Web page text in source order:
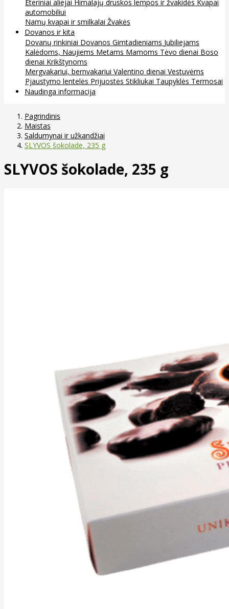
Eteriniai aliejai Himalajų druskos lempos ir žvakidės Kvapai
automobiliui
Namų kvapai ir smilkalai Žvakės
Dovanos ir kita
Dovanų rinkiniai Dovanos Gimtadieniams Jubiliejams
Kalėdoms, Naujiems Metams Mamoms Tėvo dienai Boso
dienai Krikštynoms
Mergvakariui, bernvakariui Valentino dienai Vestuvėms
Pjaustymo lentelės Prijuostės Stikliukai Taupyklės Termosai
Naudinga informacija
Pagrindinis
Maistas
Saldumynai ir užkandžiai
SLYVOS šokolade, 235 g
SLYVOS šokolade, 235 g